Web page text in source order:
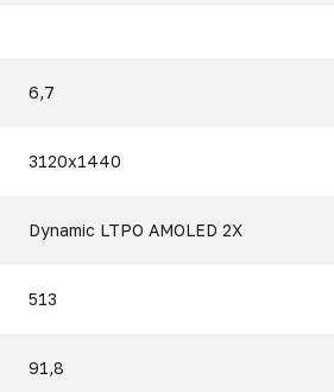
6,7
3120x1440
Dynamic LTPO AMOLED 2X
513
91,8